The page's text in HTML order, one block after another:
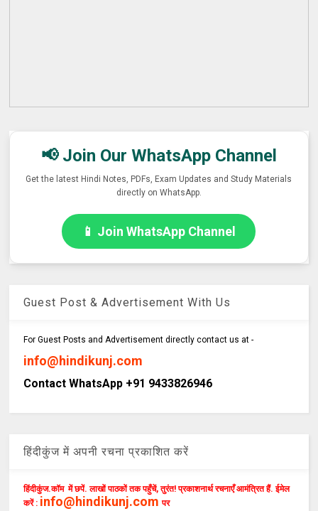
📢 Join Our WhatsApp Channel
Get the latest Hindi Notes, PDFs, Exam Updates and Study Materials
directly on WhatsApp.
📱 Join WhatsApp Channel
Guest Post & Advertisement With Us
For Guest Posts and Advertisement directly contact us at -
info@hindikunj.com
Contact WhatsApp +91 9433826946
हिंदीकुंज में अपनी रचना प्रकाशित करें
हिंदीकुंज.कॉम में छपें. लाखों पाठकों तक पहुँचें, तुरंत! प्रकाशनार्थ रचनाएँ आमंत्रित हैं. ईमेल
करें : info@hindikunj.com पर